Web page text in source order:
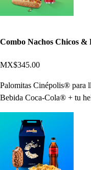
Combo Nachos Chicos &
MX$345.00
Palomitas Cinépolis® para
Bebida Coca-Cola® + tu